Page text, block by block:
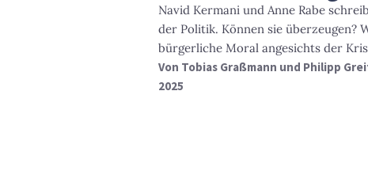
Navid Kermani und Anne Rabe
der Politik. Können sie überzeugen?
bürgerliche Moral angesichts der
Von Tobias Graßmann und Philipp
2025